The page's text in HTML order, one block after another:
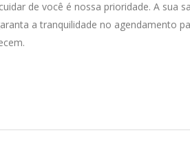
de você é nossa prioridade. A sua
a tranquilidade no agendamento